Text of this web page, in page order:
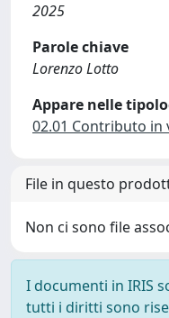
2025
Parole chiave
Lorenzo Lotto
Appare nelle
02.01 Contributo in
File in questo
Non ci sono file
I documenti in IRIS
tutti i diritti sono